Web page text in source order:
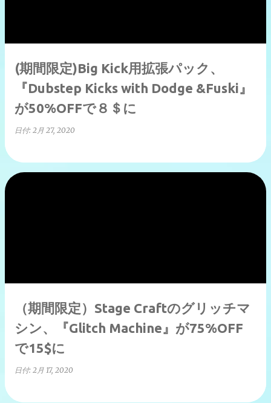
(期間限定)Big Kick用拡張パック、
『Dubstep Kicks with Dodge &Fuski』
が50%OFFで８＄に
日付: 2月 27, 2020
（期間限定）Stage Craftのグリッチマ
シン、『Glitch Machine』が75%OFF
で15$に
日付: 2月 17, 2020